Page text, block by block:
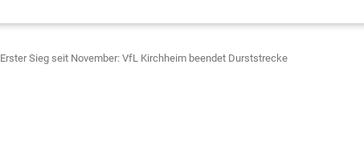
Erster Sieg seit November: VfL Kirchheim beendet Durststrecke